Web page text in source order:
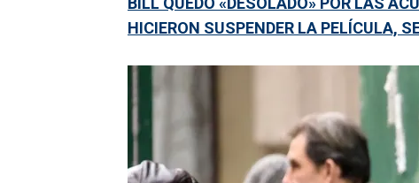
HICIERON SUSPENDER LA PELÍCULA,